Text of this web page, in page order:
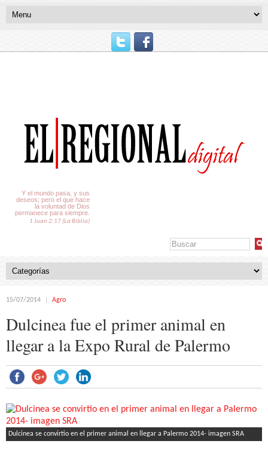
Y el mundo pasa, y sus
deseos; pero el que hace
la voluntad de Dios
permanece para siempre.
1 Juan 2:17 (La Biblia)
15/07/2014 Agro
Dulcinea fue el primer animal en
llegar a la Expo Rural de Palermo
Dulcinea se convirtio en el primer animal en llegar a Palermo 2014- imagen SRA